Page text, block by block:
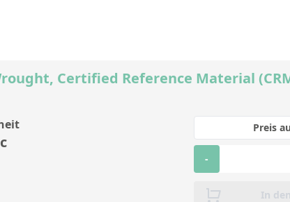
Certified Reference Material
Preis
-
In